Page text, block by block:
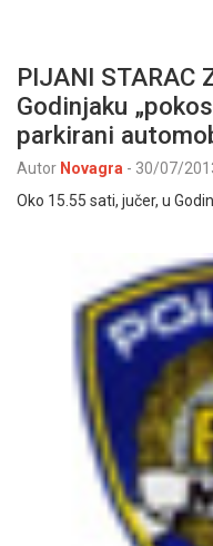
PIJANI STARAC
Godinjaku
parkirani
Autor Novagra - 30/07/
Oko 15.55 sati, jučer, u